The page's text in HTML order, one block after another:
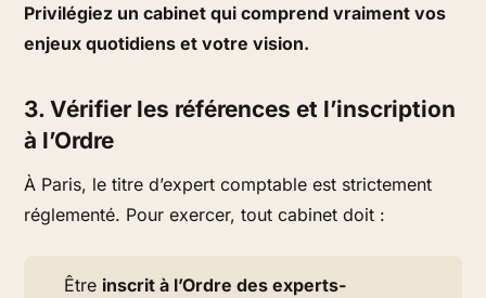
Privilégiez un cabinet qui comprend vraiment vos
enjeux quotidiens et votre vision.
3. Vérifier les références et l’inscription
à l’Ordre
À Paris, le titre d’expert comptable est strictement
réglementé. Pour exercer, tout cabinet doit :
Être inscrit à l’Ordre des experts-